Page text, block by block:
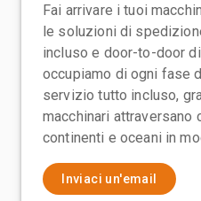
Fai arrivare i tuoi
le soluzioni di
incluso e door-to-door
occupiamo di ogni fase
servizio tutto incluso,
macchinari attraversano
continenti e oceani in
Inviaci un'email